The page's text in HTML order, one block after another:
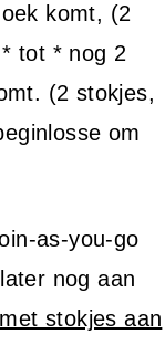
komt, (2
tot * nog 2
(2 stokjes,
om
as-you-go
nog aan
met stokjes aan